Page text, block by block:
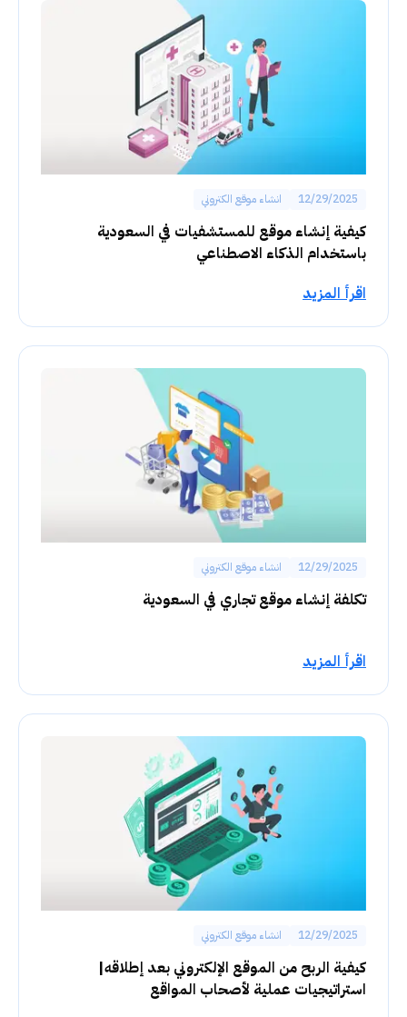
12/29/2025 انشاء موقع الكتروني
كيفية إنشاء موقع للمستشفيات في السعودية
باستخدام الذكاء الاصطناعي
اقرأ المزيد
12/29/2025 انشاء موقع الكتروني
تكلفة إنشاء موقع تجاري في السعودية
اقرأ المزيد
12/29/2025 انشاء موقع الكتروني
كيفية الربح من الموقع الإلكتروني بعد إطلاقه|
استراتيجيات عملية لأصحاب المواقع